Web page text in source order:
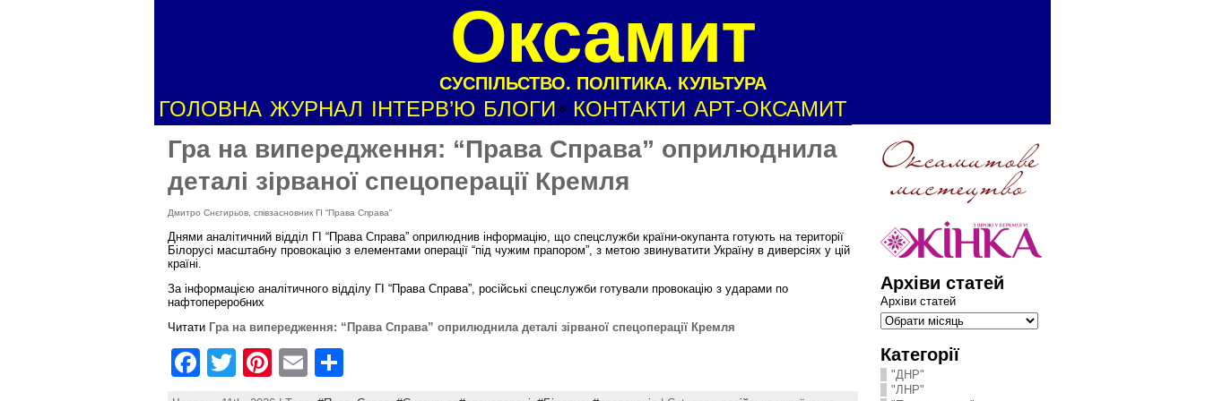
Оксамит
СУСПІЛЬСТВО. ПОЛІТИКА. КУЛЬТУРА
ГОЛОВНА ЖУРНАЛ ІНТЕРВ’Ю БЛОГИ КОНТАКТИ АРТ-ОКСАМИТ
Гра на випередження: “Права Справа” оприлюднила
деталі зірваної спецоперації Кремля
Дмитро Снєгирьов, співзасновник ГІ “Права Справа”
Днями аналітичний відділ ГІ “Права Справа” оприлюднив інформацію, що спецслужби країни-окупанта готують на території
Білорусі масштабну провокацію з елементами операції “під чужим прапором”, з метою звинуватити Україну в диверсіях у цій
країні.
За інформацією аналітичного відділу ГІ “Права Справа”, російські спецслужби готували провокацію з ударами по
нафтопереробних
Читати Гра на випередження: “Права Справа” оприлюднила деталі зірваної спецоперації Кремля
F
T
w
Pi
nt
E
m
h
Архіви статей
Архіви статей
Категорії
"ДНР"
"ЛНР"